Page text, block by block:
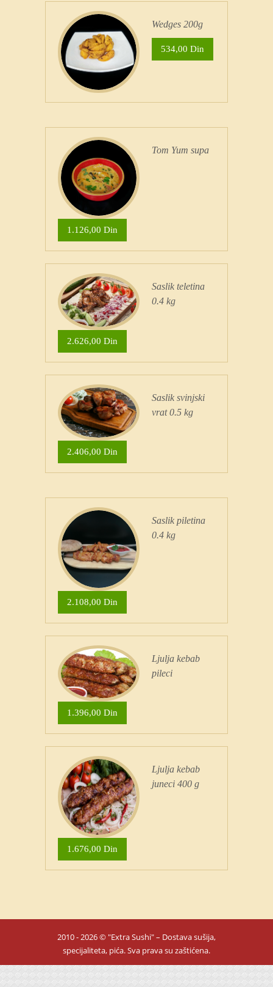
Wedges 200g
534,00 Din
Tom Yum supa
1.126,00 Din
Saslik teletina
0.4 kg
2.626,00 Din
Saslik svinjski
vrat 0.5 kg
2.406,00 Din
Saslik piletina
0.4 kg
2.108,00 Din
Ljulja kebab
pileci
1.396,00 Din
Ljulja kebab
juneci 400 g
1.676,00 Din
2010 - 2026 © "Extra Sushi" – Dostava sušija,
specijaliteta, pića. Sva prava su zaštićena.